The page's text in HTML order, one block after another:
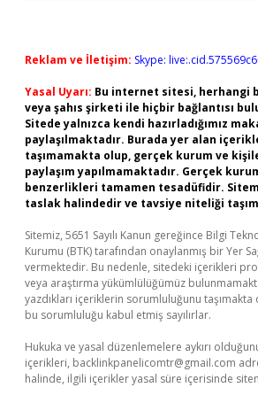
Reklam ve İletişim: Skype:
Yasal Uyarı: Bu internet sitesi, herhangi
veya şahıs şirketi ile hiçbir bağlantısı
Sitede yalnızca kendi hazırladığımız
paylaşılmaktadır. Burada yer alan
taşımamakta olup, gerçek kurum ve
paylaşım yapılmamaktadır. Gerçek
benzerlikleri tamamen tesadüfidir.
taslak halindedir ve tavsiye niteliği
Sitemiz, 5651 Sayılı Kanun gereğince Bilgi
Kurumu (BTK) tarafından onaylanmış bir Yer
vermektedir. Bu nedenle, sitedeki içerikleri
veya araştırma yükümlülüğümüz
yazdıkları içeriklerin sorumluluğunu
bu sorumluluğu kabul etmiş sayılırlar.
Hukuka ve yasal düzenlemelere aykırı
içerikleri, backlinkpanelicomtr@gmail.com
halinde, ilgili içerikler yasal süre içerisinde